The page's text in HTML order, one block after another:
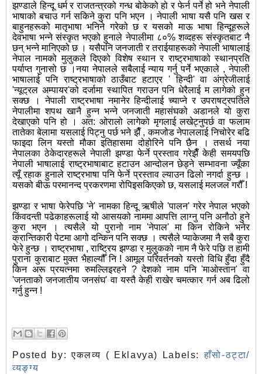
झण्डाले हिन्दू धर्म र राजतन्त्रको गन्ध बोकेको हो र फेर्न पर्ने हो भने नेपाली
भाषाको बचाउ गर्न सकिने कुरा पनि भएन । नेपाली भाषा यसै पनि खस र
बाहुनहरूको मातृभाषा भनिने गरेको छ र यसको माऊ भाषा हिन्दूहरूले
देवभाषा भन्ने संस्कृत भएको हुनाले नेपालीमा ८०% शव्दहरू संस्कृतबाट नै
छन् भन्ने मानिएको छ । यसैपनि जनजाती र तराईयाहरूको नेपाली भाषालाई
नेपाल नामको मुलुकले दिएको विशेष स्थान र राष्ट्रभाषाको स्थानप्रति
पर्याप्त गुनासो छ ।नया नेपालले सबैलाई न्याय गर्नु पर्ने भएकाले , नेपाली
भाषालाई पनि राष्ट्रभाषाको ठाउँबाट हटाएर ' हिन्दी' वा अंग्रेजीलाई
'न्यूट्रल अम्पायर'को दर्जामा स्थापित गराउन पनि धेरैलाई म लागेको हुन
सक्छ । नेपाली राष्ट्रभाषा नमानेर हिन्दीलाई च्याप्ने र उपराषट्रपतिले
नेपालीमा शपथ खानै हुन्न भन्ने जनजाती महासंघको अडानले यो कुरा
देखाएको पनि हो । अत: ओरालो लागेको मृगलाई लखेट्नुपर्छ वा फलाम
तातेका बेलामा यसलाई पिट्नु पर्छ भने झैँ , कमजोड नेपाललाई निचोरेर बढि
फाइदा लिन यस्तो मौका इतिहासमा दोहोरिने पनि छैन । तसर्थ नया
नेपालका ठेकेदारहरूले नेपाली झण्डा फेर्ने प्रस्ताव गरेझैँ केही समयपछि
नेपाली भाषालाई राष्ट्रभाषाबाट हटाउन आन्दोलन छेड्ने सम्भावना ज्यूँका
त्यूँ रहाक हुनाले राष्ट्रभाषा पनि फेर्ने प्रस्ताव ल्याउन ढिलो नगर्दा हुन्छ ।
यसको बीऊ परमानन्द प्रकरणमा रोपिइसकिएको छ, यसलाई मलजल गरौँ !
झण्डा र भाषा फेरेपछि 'ने' नामका हिन्दू ऋषीले 'पालन' गरेर नेपाल भएको
किंवदन्ती पढेकाहरूलाई यो आसयको नाममा आपत्ति लाग्नु पनि अनौठो हुने
कुरा भएन । त्यसैले यो पुरानो नाम 'नेपाल' मा किन रोकिने भनेर
क्रान्तिकारी पेटमा आगो दन्किन पनि सक्छ । त्यसैले प्याकेजमा नै सबै कुरा
फेरे हुन्छ । राष्ट्रभाषा , राष्ट्रिय झण्डा र मुलुकको नाम नै फेरे पछि त हामी
पुराना कुराबाट मुक्त भैहाल्यौँ नि ! आमूल परिवर्तनको यस्तो विधि हुँदा हुँदै
किन अरू प्रयत्नमा रुमल्लिइरहने ? देशको नाम पनि 'माओस्तान' वा
'जनताको जनजातीय जनसंघ' वा यस्तै केही राखेर चमत्कार गर्न अब ढिलो
गर्नु हुन्न !
Posted by:एकलव्य ( Eklavya) Labels:हाँसो-ठट्टा/
व्यङ्ग्य